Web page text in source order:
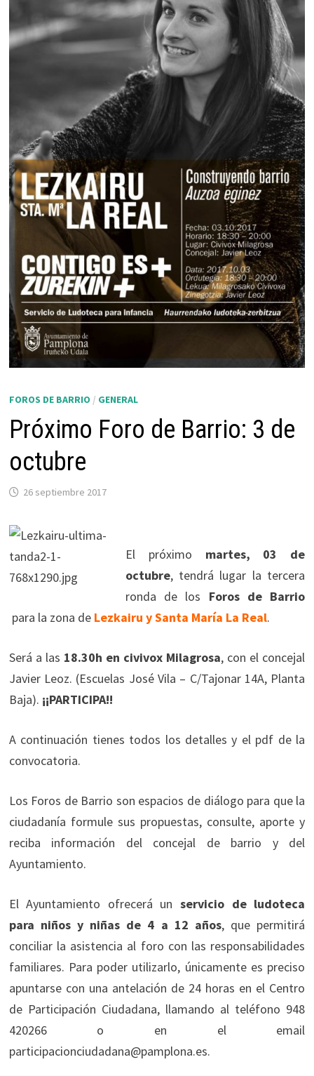
FOROS DE BARRIO / GENERAL
Próximo Foro de Barrio: 3 de
octubre
26 septiembre 2017
El próximo martes, 03 de
octubre, tendrá lugar la tercera
ronda de los Foros de Barrio
para la zona de Lezkairu y Santa María La Real.
Será a las 18.30h en civivox Milagrosa, con el concejal
Javier Leoz. (Escuelas José Vila – C/Tajonar 14A, Planta
Baja). ¡¡PARTICIPA!!
A continuación tienes todos los detalles y el pdf de la
convocatoria.
Los Foros de Barrio son espacios de diálogo para que la
ciudadanía formule sus propuestas, consulte, aporte y
reciba información del concejal de barrio y del
Ayuntamiento.
El Ayuntamiento ofrecerá un servicio de ludoteca
para niños y niñas de 4 a 12 años, que permitirá
conciliar la asistencia al foro con las responsabilidades
familiares. Para poder utilizarlo, únicamente es preciso
apuntarse con una antelación de 24 horas en el Centro
de Participación Ciudadana, llamando al teléfono 948
420266 o en el email
participacionciudadana@pamplona.es.